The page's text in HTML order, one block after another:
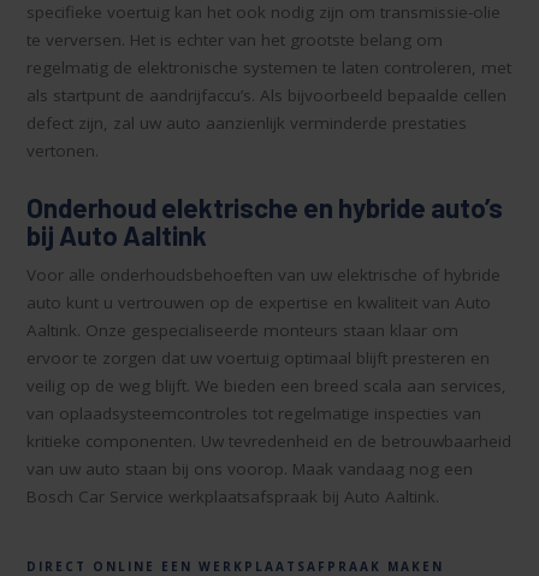
specifieke voertuig kan het ook nodig zijn om transmissie-olie
te verversen. Het is echter van het grootste belang om
regelmatig de elektronische systemen te laten controleren, met
als startpunt de aandrijfaccu’s. Als bijvoorbeeld bepaalde cellen
defect zijn, zal uw auto aanzienlijk verminderde prestaties
vertonen.
Onderhoud elektrische en hybride auto’s
bij Auto Aaltink
Voor alle onderhoudsbehoeften van uw elektrische of hybride
auto kunt u vertrouwen op de expertise en kwaliteit van Auto
Aaltink. Onze gespecialiseerde monteurs staan klaar om
ervoor te zorgen dat uw voertuig optimaal blijft presteren en
veilig op de weg blijft. We bieden een breed scala aan services,
van oplaadsysteemcontroles tot regelmatige inspecties van
kritieke componenten. Uw tevredenheid en de betrouwbaarheid
van uw auto staan bij ons voorop. Maak vandaag nog een
Bosch Car Service werkplaatsafspraak bij Auto Aaltink.
DIRECT ONLINE EEN WERKPLAATSAFPRAAK MAKEN